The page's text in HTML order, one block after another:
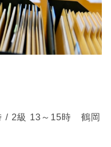
/ 2級 13～15時 鶴岡